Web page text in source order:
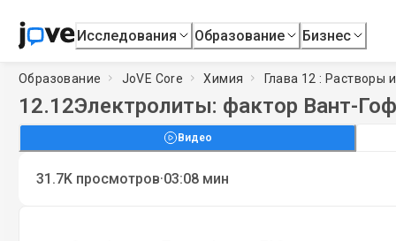
Исследования Образование Бизнес
Образование JoVE Core Химия Глава 12 : Растворы
12.12Электролиты: фактор Вант-
Видео
31.7K просмотров·03:08 мин